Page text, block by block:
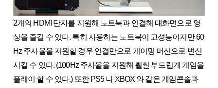
2개의 HDMI 단자를 지원해 노트북과 연결해 대화면으로 영
상을 즐길 수 있다. 특히 사용하는 노트북이 고성능이지만 60
Hz 주사율을 지원할 경우 연결만으로 게이밍 머신으로 변신
시킬 수 있다. (100Hz 주사율을 지원해 훨씬 부드럽게 게임을
플레이 할 수 있다.) 또한 PS5 나 XBOX 와 같은 게임콘솔과